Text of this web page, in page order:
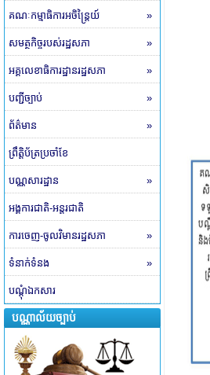
គណៈកម្មាធិការអចិន្ត្រៃយ៍ »
សមត្ថកិច្ចរបស់រដ្ឋសភា »
អគ្គលេខាធិការដ្ឋានរដ្ឋសភា »
បញ្ជីច្បាប់ »
ព័ត៌មាន »
ព្រឹត្តិប័ត្រប្រចាំខែ
បណ្ណសារដ្ឋាន »
អង្គការជាតិ-អន្តរជាតិ
ការចេញ-ចូលវិមានរដ្ឋសភា »
ទំនាក់ទំនង »
បណ្តុំឯកសារ
បណ្ណាល័យច្បាប់